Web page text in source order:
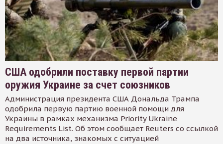
США одобрили поставку первой партии
оружия Украине за счет союзников
Администрация президента США Дональда Трампа
одобрила первую партию военной помощи для
Украины в рамках механизма Priority Ukraine
Requirements List. Об этом сообщает Reuters со ссылкой
на два источника, знакомых с ситуацией